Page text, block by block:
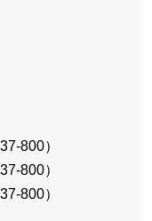
800）
800）
800）